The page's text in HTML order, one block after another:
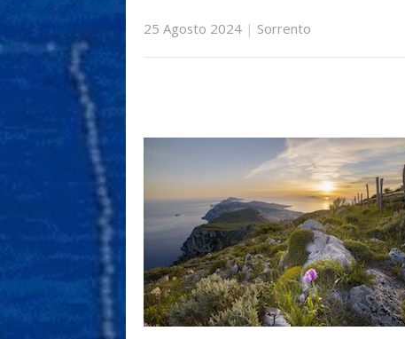
25 Agosto 2024 | Sorrento